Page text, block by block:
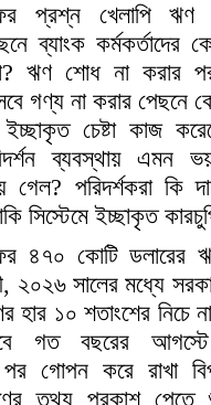
প্রশ্ন খেলাপি ঋণ
ব্যাংক কর্মকর্তাদের
ঋণ শোধ না করার
গণ্য না করার
ইচ্ছাকৃত চেষ্টা কাজ
ব্যবস্থায় এমন
গেল? পরিদর্শকরা কি
সিস্টেমে ইচ্ছাকৃত
৪৭০ কোটি ডলারের
২০২৬ সালের মধ্যে
হার ১০ শতাংশের নিচে
গত বছরের আগস্টে
পর গোপন করে রাখা
তথ্য প্রকাশ